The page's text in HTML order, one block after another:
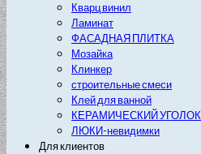
Кварц винил
Ламинат
ФАСАДНАЯ ПЛИТКА
Мозайка
Клинкер
строительные смеси
Клей для ванной
КЕРАМИЧЕСКИЙ УГОЛОК
ЛЮКИ-невидимки
Для клиентов